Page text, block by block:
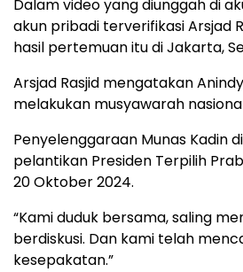
Dalam video yang diunggah di
akun pribadi terverifikasi Arsjad
hasil pertemuan itu di Jakarta,
Arsjad Rasjid mengatakan
melakukan musyawarah
Penyelenggaraan Munas Kadin
pelantikan Presiden Terpilih
20 Oktober 2024.
“Kami duduk bersama, saling
berdiskusi. Dan kami telah
kesepakatan.”